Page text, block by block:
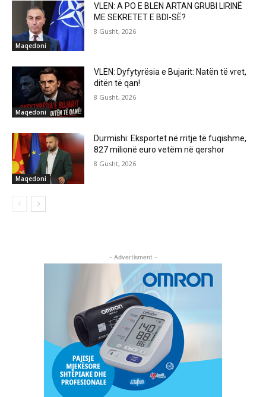
Maqedoni
VLEN: A PO E BLEN ARTAN GRUBI LIRINË
ME SEKRETET E BDI-SË?
8 Gusht, 2026
Maqedoni
VLEN: Dyfytyrësia e Bujarit: Natën të vret,
ditën të qan!
8 Gusht, 2026
Maqedoni
Durmishi: Eksportet në rritje të fuqishme,
827 milionë euro vetëm në qershor
8 Gusht, 2026
- Advertisment -